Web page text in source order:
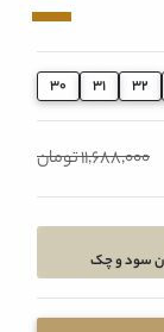
30 32
11,688,000 تومان